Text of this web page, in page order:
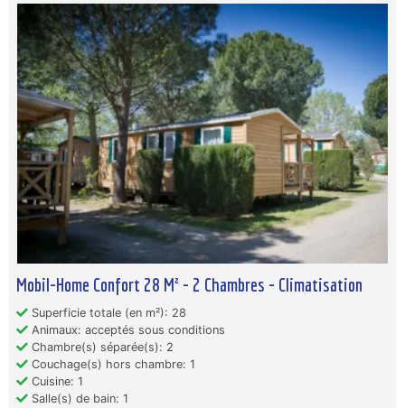
Mobil-Home Confort 28 M² - 2 Chambres - Climatisation
Superficie totale (en m²): 28
Animaux: acceptés sous conditions
Chambre(s) séparée(s): 2
Couchage(s) hors chambre: 1
Cuisine: 1
Salle(s) de bain: 1